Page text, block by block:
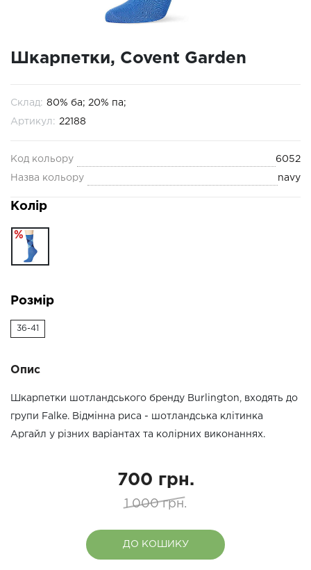
Шкарпетки, Covent Garden
Склад: 80% ба; 20% па;
Артикул: 22188
Код кольору 6052
Назва кольору navy
Колір
%
Розмір
36-41
Опис
Шкарпетки шотландського бренду Burlington, входять до
групи Falke. Відмінна риса - шотландська клітинка
Аргайл у різних варіантах та колірних виконаннях.
700 грн.
1 000 грн.
ДО КОШИКУ